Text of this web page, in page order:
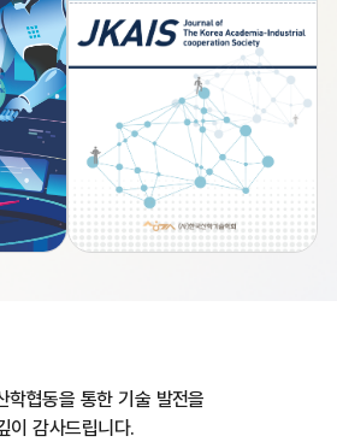
학협동을 통한 기술 발전을
이 감사드립니다.